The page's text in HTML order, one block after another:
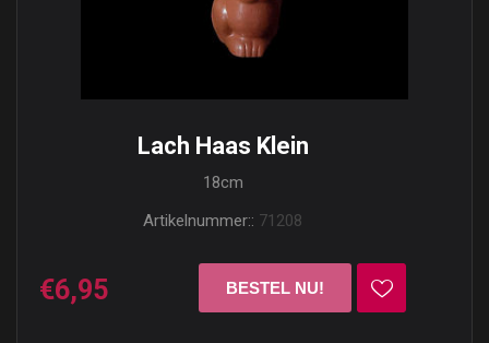
Lach Haas Klein
18cm
Artikelnummer:: 71208
€6,95